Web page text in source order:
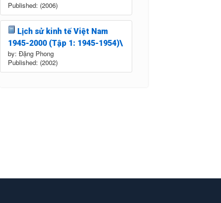
Published: (2006)
Lịch sử kinh tế Việt Nam
1945-2000 (Tập 1: 1945-1954)\
by: Đặng Phong
Published: (2002)